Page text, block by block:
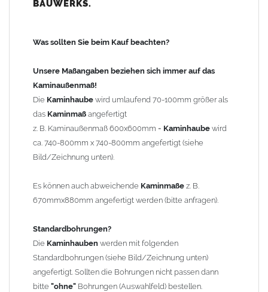
100mm
120mm
140mm
Andere Bohrmaße sind auf Anfrage möglich (Aufpreis
Sonderbohrung 55,99 EUR).
Befestigung/Stützen
Kaminhaubewird inkl. EdelstahlBefestigungsmaterial
geliefert. Die Standardflachstützen sind aus
beträgt ca. 25cm bis 30cm. DieKaminhaubekann mit längeren
Stützen bis Höhe 450mm geliefert werden (Aufpreis 42,89 EUR).
Kaminkopfabdeckung
Kaminhaubewirdohne Kaminkopfabdeckung
Kaminkopfabdeckungenfinden Sie unter "Kaminabdeckung
BAUWERKS.
Was sollten Sie beim Kauf beachten?
Unsere Maßangaben beziehen sich immer auf das
Kaminaußenmaß!
Die Kaminhaube wird umlaufend 70-100mm größer als
das Kaminmaß angefertigt
z. B. Kaminaußenmaß 600x600mm = Kaminhaube wird
ca. 740-800mm x 740-800mm angefertigt (siehe
Bild/Zeichnung unten).
Es können auch abweichende Kaminmaße z. B.
670mmx880mm angefertigt werden (bitte anfragen).
Standardbohrungen?
Die Kaminhauben werden mit folgenden
Standardbohrungen (siehe Bild/Zeichnung unten)
angefertigt. Sollten die Bohrungen nicht passen dann
bitte "ohne" Bohrungen (Auswahlfeld) bestellen.